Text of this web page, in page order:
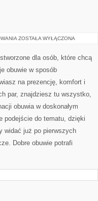
BUTY
ZOSTAŁA WYŁĄCZONA
dla osób, które chcą
obuwie w sposób
na prezencję, komfort i
par, znajdziesz tu wszystko,
obuwia w doskonałym
podejście do tematu, dzięki
widać już po pierwszych
Dobre obuwie potrafi